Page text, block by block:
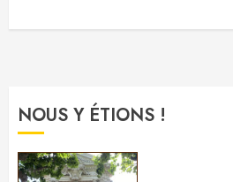
NOUS Y ÉTIONS !